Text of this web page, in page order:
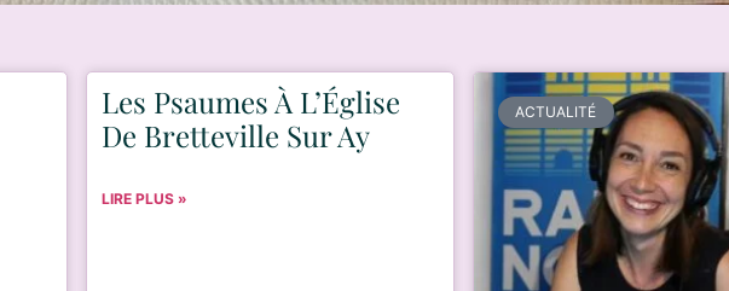
Les Psaumes À L’Église
De Bretteville Sur Ay
LIRE PLUS »
ACTUALITÉ